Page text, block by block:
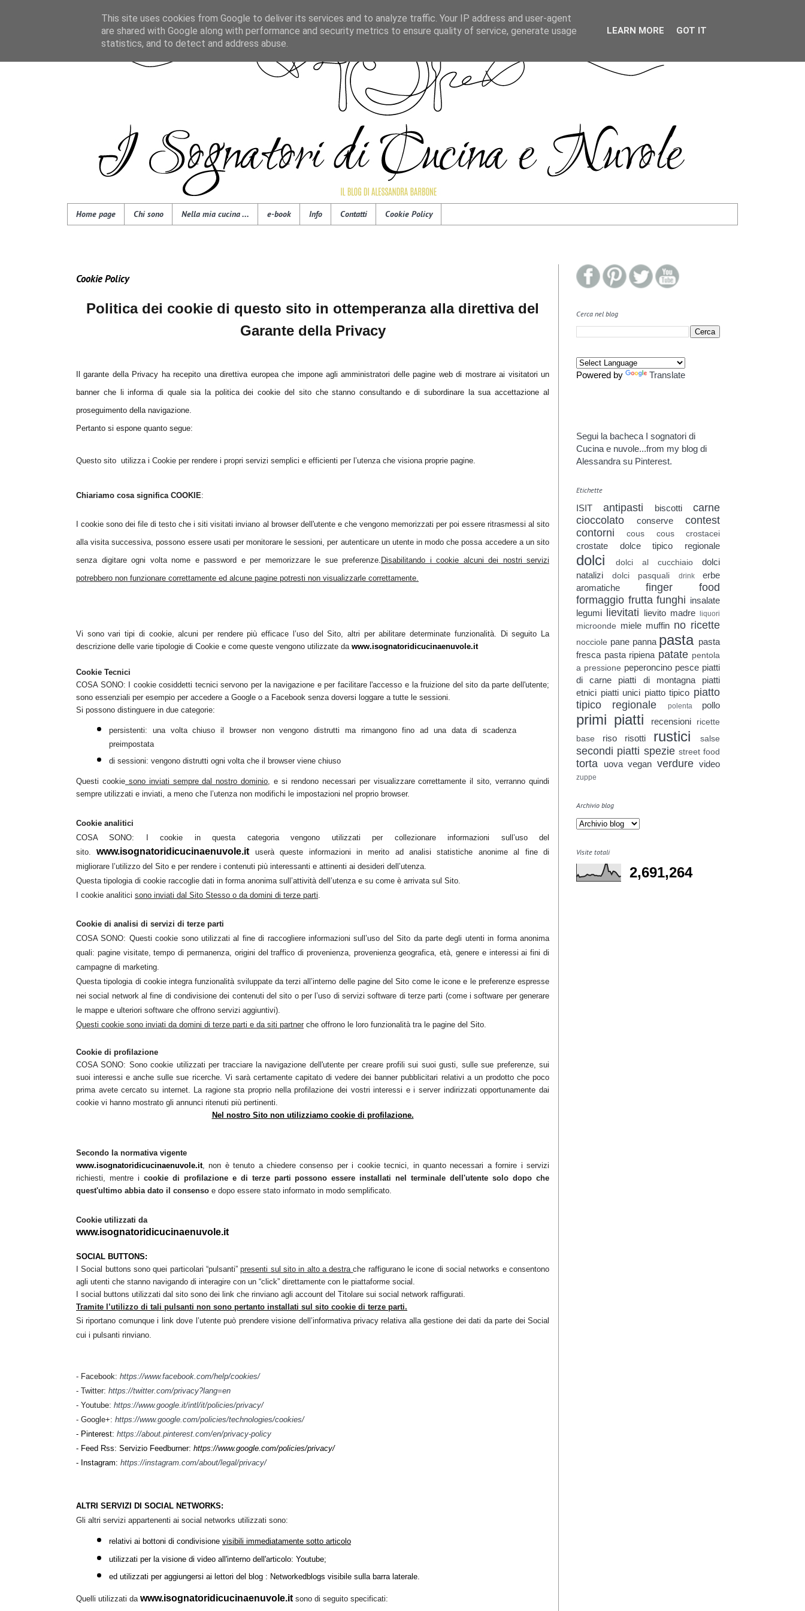
Home page Chi sono Nella mia cucina ... e-book Info Contatti Cookie Policy
Cookie Policy
Politica dei cookie di questo sito in ottemperanza alla direttiva del
Garante della Privacy
Il garante della Privacy ha recepito una direttiva europea che impone agli amministratori delle pagine web di mostrare ai visitatori un
banner che li informa di quale sia la politica dei cookie del sito che stanno consultando e di subordinare la sua accettazione al
proseguimento della navigazione.
Pertanto si espone quanto segue:
Questo sito utilizza i Cookie per rendere i propri servizi semplici e efficienti per l’utenza che visiona proprie pagine.
Chiariamo cosa significa COOKIE:
I cookie sono dei file di testo che i siti visitati inviano al browser dell'utente e che vengono memorizzati per poi essere ritrasmessi al sito
alla visita successiva, possono essere usati per monitorare le sessioni, per autenticare un utente in modo che possa accedere a un sito
senza digitare ogni volta nome e password e per memorizzare le sue preferenze. Disabilitando i cookie alcuni dei nostri servizi
potrebbero non funzionare correttamente ed alcune pagine potresti non visualizzarle correttamente.
Vi sono varitipi di cookie, alcuni per rendere più efficace l’uso del Sito, altri per abilitare determinate funzionalità.
Di seguito La
descrizione delle varie tipologie di Cookie e come queste vengono utilizzate da www.isognatoridicucinaenuvole.it
Cookie Tecnici
COSA SONO: I cookie cosiddetti tecnici servono per la navigazione e per facilitare l'accesso e la fruizione del sito da parte dell'utente;
sono essenziali per esempio per accedere a Google o a Facebook senza doversi loggare a tutte le sessioni.
Si possono distinguere in due categorie:
persistenti: una volta chiuso il browser non vengono distrutti ma rimangono fino ad una data di scadenza
preimpostata
di sessioni: vengono distrutti ogni volta che il browser viene chiuso
Questi cookiesono inviati sempre dal nostro dominio, e si rendono necessari per visualizzare correttamente il sito, verranno quindi
sempre utilizzati e inviati, a meno che l’utenza non modifichi le impostazioni nel proprio browser.
Cookie analitici
COSA SONO: I cookie in questa categoria vengono utilizzati per collezionare informazioni sull’uso del
sito.www.isognatoridicucinaenuvole.ituserà queste informazioni in merito ad analisi statistiche anonime al fine di
migliorare l’utilizzo del Sito e per rendere i contenuti più interessanti e attinenti ai desideri dell’utenza.
Questa tipologia di cookie raccoglie dati in forma anonima sull’attività dell’utenza e su come è arrivata sul Sito.
I cookie analitici sono inviati dal Sito Stesso o da domini di terze parti.
Cookie di analisi di servizi di terze parti
COSA SONO: Questi cookie sono utilizzati al fine di raccogliere informazioni sull’uso del Sito da parte degli utenti in forma anonima
quali: pagine visitate, tempo di permanenza, origini del traffico di provenienza, provenienza geografica, età, genere e interessi ai fini di
campagne di marketing.
Questa tipologia di cookie integra funzionalità sviluppate da terzi all’interno delle pagine del Sito come le icone e le preferenze espresse
nei social network al fine di condivisione dei contenuti del sito o per l’uso di servizi software di terze parti (come i software per generare
le mappe e ulteriori software che offrono servizi aggiuntivi).
Questi cookie sono inviati da domini di terze parti e da siti partner che offrono le loro funzionalità tra le pagine del Sito.
Cookie di profilazione
COSA SONO: Sono cookie utilizzati per tracciare la navigazione dell'utente per creare profili sui suoi gusti, sulle sue preferenze, sui
suoi interessi e anche sulle sue ricerche. Vi sarà certamente capitato di vedere dei banner pubblicitari relativi a un prodotto che poco
prima avete cercato su internet. La ragione sta proprio nella profilazione dei vostri interessi e i server indirizzati opportunamente dai
cookie vi hanno mostrato gli annunci ritenuti più pertinenti.
Nel nostro Sito non utilizziamo cookie di profilazione.
Secondo la normativa vigente
www.isognatoridicucinaenuvole.it, non è tenuto a chiedere consenso per i cookie tecnici, in quanto necessari a fornire i servizi
richiesti, mentre i cookie di profilazione e di terze parti possono essere installati nel terminale dell'utente solo dopo che
quest'ultimo abbia dato il consenso e dopo essere stato informato in modo semplificato.
Cookie utilizzati da
www.isognatoridicucinaenuvole.it
SOCIAL BUTTONS:
I Social buttons sono quei particolari “pulsanti”presenti sul sito in alto a destrache raffigurano le icone di social networks e consentono
agli utenti che stanno navigando di interagire con un “click” direttamente con le piattaforme social.
I social buttons utilizzati dal sito sono dei link che rinviano agli account del Titolare sui social network raffigurati.
Tramite l’utilizzo di tali pulsanti non sono pertanto installati sul sito cookie di terze parti.
Si riportano comunque i link dove l’utente può prendere visione dell’informativa privacy relativa alla gestione dei dati da parte dei Social
cui i pulsanti rinviano.
- Facebook: https://www.facebook.com/help/cookies/
- Twitter: https://twitter.com/privacy?lang=en
- Youtube: https://www.google.it/intl/it/policies/privacy/
- Google+: https://www.google.com/policies/technologies/cookies/
- Pinterest: https://about.pinterest.com/en/privacy-policy
- Feed Rss: Servizio Feedburner: https://www.google.com/policies/privacy/
- Instagram: https://instagram.com/about/legal/privacy/
ALTRI SERVIZI DI SOCIAL NETWORKS:
Gli altri servizi appartenenti ai social networks utilizzati sono:
relativi ai bottoni di condivisione visibili immediatamente sotto articolo
utilizzati per la visione di video all'interno dell'articolo: Youtube;
ed utilizzati per aggiungersi ai lettori del blog : Networkedblogs visibile sulla barra laterale.
Quelli utilizzati da www.isognatoridicucinaenuvole.itsono di seguito specificati:
Cerca nel blog
Powered by Translate
Segui la bacheca I sognatori di
Cucina e nuvole...from my blog di
Alessandra su Pinterest.
Etichette
ISIT antipasti biscotti
carne
cioccolato
conserve
contest
contorni
cous cous crostacei
crostate dolce tipico regionale
dolci dolci al cucchiaio
dolci
natalizi
dolci pasquali drink
erbe
aromatiche
finger food
formaggio frutta funghi insalate
legumi lievitati lievito madre liquori
microonde miele muffin no ricette
nocciole pane panna pasta pasta
fresca pasta ripiena patate pentola
a pressione peperoncino pesce piatti
di carne
piatti di montagna
piatti
etnici piatti unici piatto tipico piatto
tipico regionale
polenta pollo
primi piatti recensioni
ricette
base
riso risotti rustici salse
secondi piatti spezie street food
torta uova vegan verdure video
zuppe
Archivio blog
Visite totali
2,691,264
This site uses cookies from Google to deliver its services and to analyze traffic. Your IP address and user-agent
are shared with Google along with performance and security metrics to ensure quality of service, generate usage
statistics, and to detect and address abuse.
LEARN MORE GOT IT